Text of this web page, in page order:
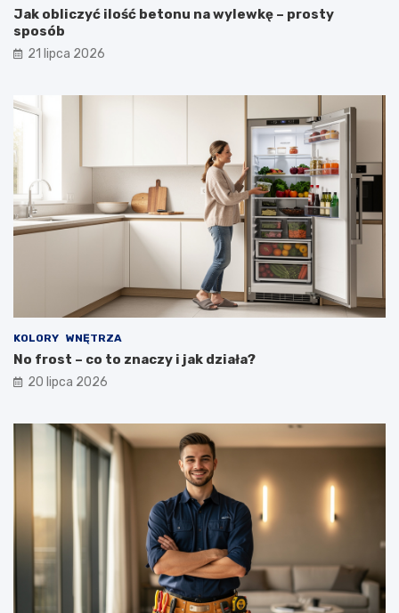
Jak obliczyć ilość betonu na wylewkę – prosty
sposób
21 lipca 2026
KOLORY WNĘTRZA
No frost – co to znaczy i jak działa?
20 lipca 2026